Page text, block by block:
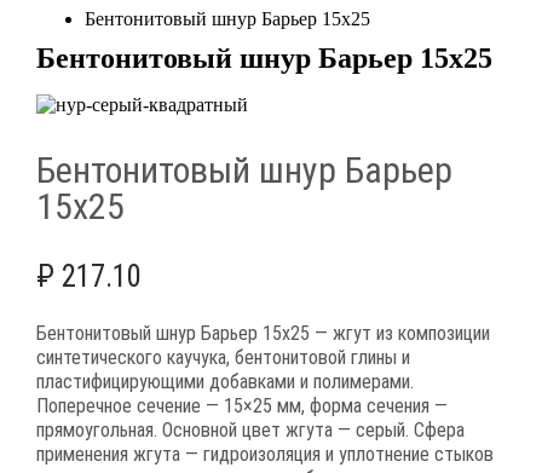
Бентонитовый шнур Барьер 15х25
Бентонитовый шнур Барьер 15х25
Бентонитовый шнур Барьер
15х25
₽ 217.10
Бентонитовый шнур Барьер 15х25 — жгут из композиции
синтетического каучука, бентонитовой глины и
пластифицирующими добавками и полимерами.
Поперечное сечение — 15×25 мм, форма сечения —
прямоугольная. Основной цвет жгута — серый. Сфера
применения жгута — гидроизоляция и уплотнение стыков